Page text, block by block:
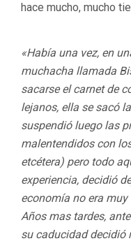
hace mucho, mucho
«Había una vez, en
muchacha llamada
sacarse el carnet de
lejanos, ella se sacó
suspendió luego las
malentendidos con
etcétera) pero todo
experiencia, decidió
economía no era muy
Años mas tardes,
su caducidad decidió